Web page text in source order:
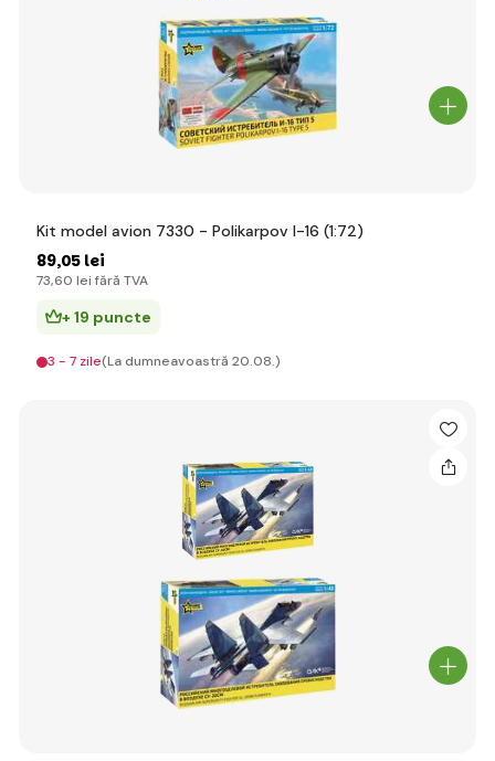
Kit model avion 7330 - Polikarpov I-16 (1:72)
89,05 lei
73,60 lei fără TVA
+ 19 puncte
3 - 7 zile(La dumneavoastră 20.08.)